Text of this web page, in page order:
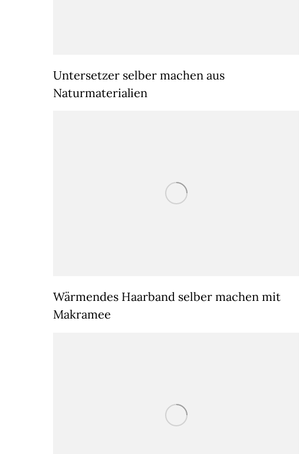
Untersetzer selber machen aus
Naturmaterialien
Wärmendes Haarband selber machen mit
Makramee